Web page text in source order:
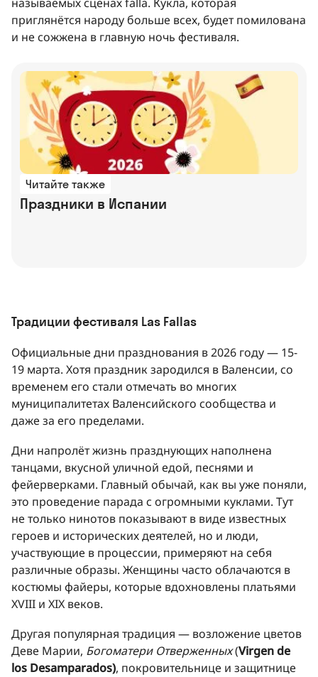
приглянётся народу больше всех, будет помилована
и не сожжена в главную ночь фестиваля.
Читайте также
Праздники в Испании
Традиции фестиваля Las Fallas
Официальные дни празднования в 2026 году — 15-
19 марта. Хотя праздник зародился в Валенсии, со
временем его стали отмечать во многих
муниципалитетах Валенсийского сообщества и
даже за его пределами.
Дни напролёт жизнь празднующих наполнена
танцами, вкусной уличной едой, песнями и
фейерверками. Главный обычай, как вы уже поняли,
это проведение парада с огромными куклами. Тут
не только нинотов показывают в виде известных
героев и исторических деятелей, но и люди,
участвующие в процессии, примеряют на себя
различные образы. Женщины часто облачаются в
костюмы файеры, которые вдохновлены платьями
XVIII и XIX веков.
Другая популярная традиция — возложение цветов
Деве Марии, Богоматери Отверженных(Virgen de
los Desamparados), покровительнице и защитнице